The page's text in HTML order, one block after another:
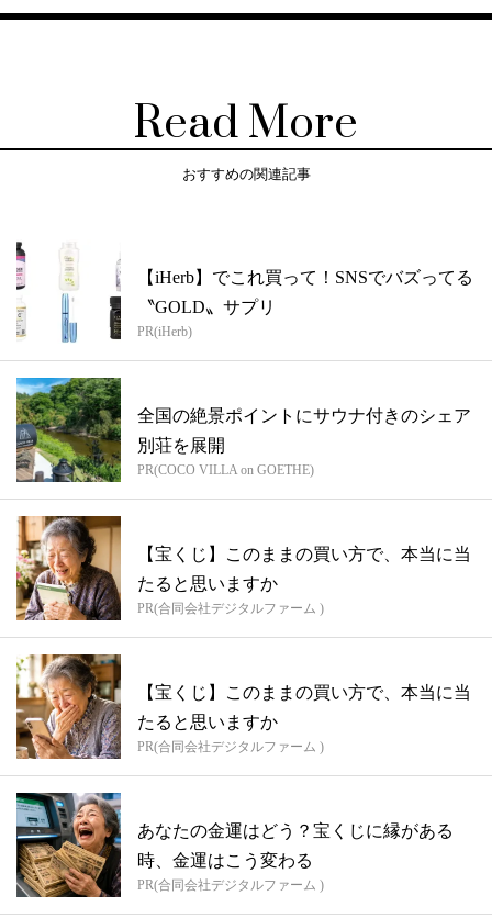
Read More
おすすめの関連記事
【iHerb】でこれ買って！SNSでバズってる
〝GOLD〟サプリ
PR(iHerb)
全国の絶景ポイントにサウナ付きのシェア
別荘を展開
PR(COCO VILLA on GOETHE)
【宝くじ】このままの買い方で、本当に当
たると思いますか
PR(合同会社デジタルファーム )
【宝くじ】このままの買い方で、本当に当
たると思いますか
PR(合同会社デジタルファーム )
あなたの金運はどう？宝くじに縁がある
時、金運はこう変わる
PR(合同会社デジタルファーム )